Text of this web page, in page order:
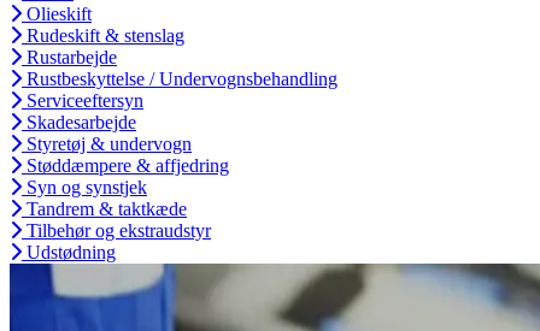
Olieskift
Rudeskift & stenslag
Rustarbejde
Rustbeskyttelse / Undervognsbehandling
Serviceeftersyn
Skadesarbejde
Styretøj & undervogn
Støddæmpere & affjedring
Syn og synstjek
Tandrem & taktkæde
Tilbehør og ekstraudstyr
Udstødning